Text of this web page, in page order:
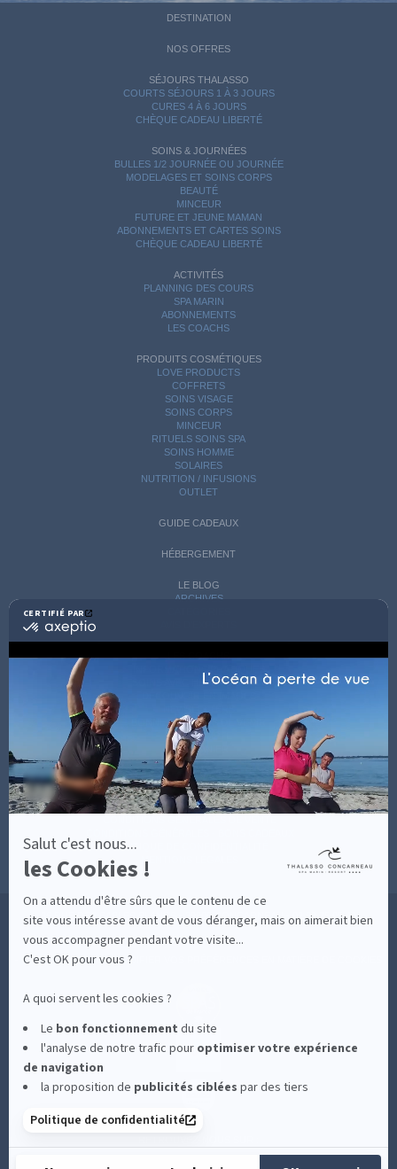
CERTIFIÉ PAR
certifié
savoir
plus
sur
Axeptio
Salut c'est nous...
les Cookies !
On a attendu d'être sûrs que le contenu de ce
site vous intéresse avant de vous déranger, mais on aimerait bien
vous accompagner pendant votre visite...
C'est OK pour vous ?
A quoi servent les cookies ?
Le bon fonctionnement du site
l'analyse de notre trafic pour optimiservotre expérience
de navigation
la proposition de publicités ciblées par des tiers
Politique de confidentialité
DESTINATION
NOS OFFRES
SÉJOURS THALASSO
COURTS SÉJOURS 1 À 3 JOURS
CURES 4 À 6 JOURS
CHÈQUE CADEAU LIBERTÉ
SOINS & JOURNÉES
BULLES 1/2 JOURNÉE OU JOURNÉE
MODELAGES ET SOINS CORPS
BEAUTÉ
MINCEUR
FUTURE ET JEUNE MAMAN
ABONNEMENTS ET CARTES SOINS
CHÈQUE CADEAU LIBERTÉ
ACTIVITÉS
PLANNING DES COURS
SPA MARIN
ABONNEMENTS
LES COACHS
PRODUITS COSMÉTIQUES
LOVE PRODUCTS
COFFRETS
SOINS VISAGE
SOINS CORPS
MINCEUR
RITUELS SOINS SPA
SOINS HOMME
SOLAIRES
NUTRITION / INFUSIONS
OUTLET
GUIDE CADEAUX
HÉBERGEMENT
LE BLOG
ARCHIVES
LES COACHS
SOINS AVEC HÉBERGEMENT
BONNES RAISONS DE VENIR
MON COMPTE
MON PANIER
ACCÈS
CONTACT
MESURES D'HYGIÈNE
POLITIQUE DE CONFIDENTIALITÉ
MENTIONS LÉGALES
36 RUE DES SABLES BLANCS - 29900 CONCARNEAU - 02 98 75 05 40
CLIQUEZ-ICI POUR MODIFIER VOS PRÉFÉRENCES EN MATIÈRE DE COOKIES